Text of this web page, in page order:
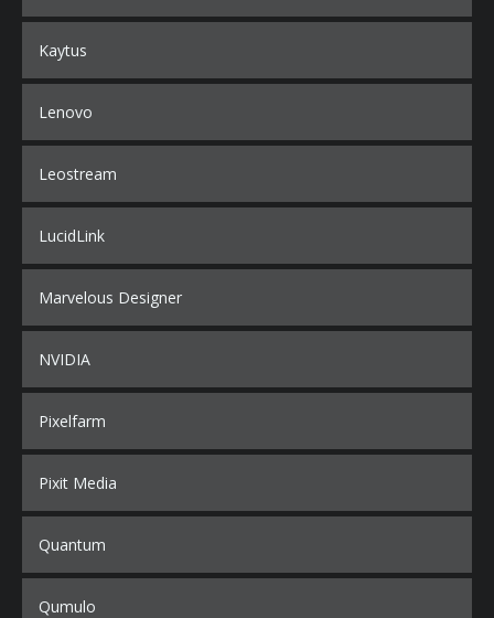
Kaytus
Lenovo
Leostream
LucidLink
Marvelous Designer
NVIDIA
Pixelfarm
Pixit Media
Quantum
Qumulo